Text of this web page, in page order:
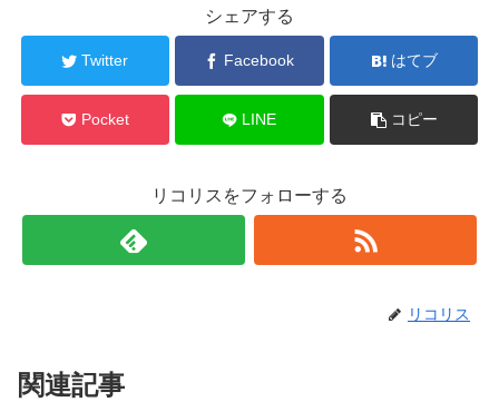
シェアする
Twitter Facebook はてブ
Pocket LINE コピー
リコリスをフォローする
リコリス
関連記事